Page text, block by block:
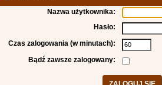
Nazwa użytkownika:
Hasło:
Czas zalogowania (w minutach):
Bądź zawsze zalogowany: